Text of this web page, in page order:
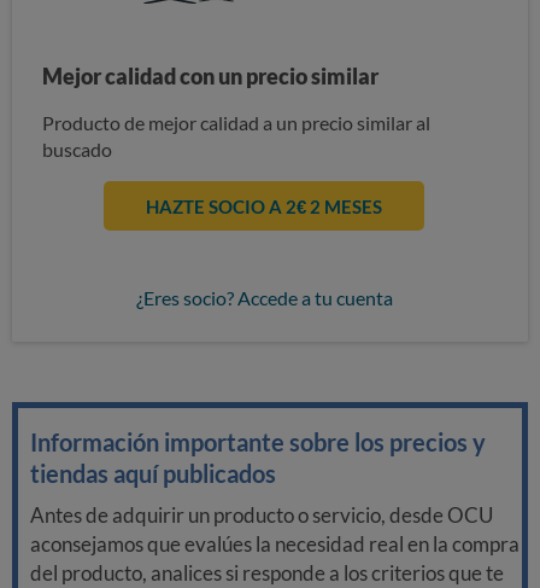
Mejor calidad con un precio similar
Producto de mejor calidad a un precio similar al
buscado
HAZTE SOCIO A 2€ 2 MESES
¿Eres socio? Accede a tu cuenta
Información importante sobre los precios y
tiendas aquí publicados
Antes de adquirir un producto o servicio, desde OCU
aconsejamos que evalúes la necesidad real en la compra
del producto, analices si responde a los criterios que te